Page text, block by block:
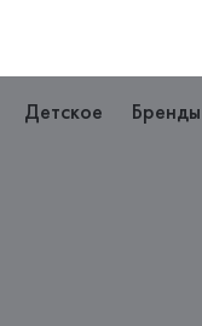
Детское Бренды